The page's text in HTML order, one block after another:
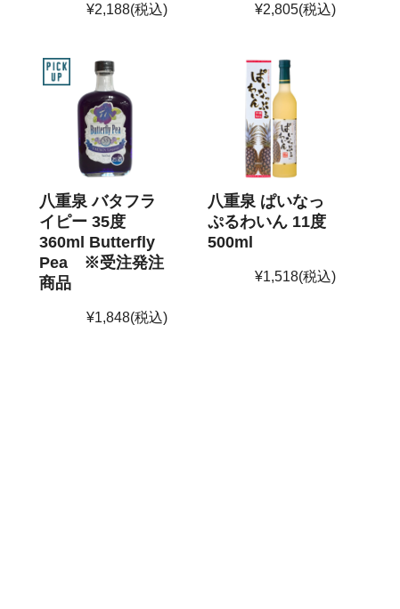
¥2,188(税込) ¥2,805(税込)
八重泉 バタフラ
イピー 35度
360ml Butterfly
Pea ※受注発注
商品
¥1,848(税込)
八重泉 ぱいなっ
ぷるわいん 11度
500ml
¥1,518(税込)